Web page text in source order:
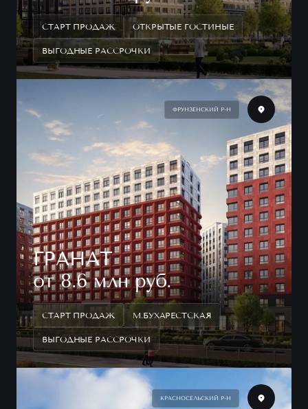
СТАРТ ПРОДАЖ ОТКРЫТЫЕ ГОСТИНЫЕ
ВЫГОДНЫЕ РАССРОЧКИ
ФРУНЗЕНСКИЙ Р-Н
ГРАНАТ
от 8.6 млн руб.
СТАРТ ПРОДАЖ М.БУХАРЕСТСКАЯ
ВЫГОДНЫЕ РАССРОЧКИ
КРАСНОСЕЛЬСКИЙ Р-Н